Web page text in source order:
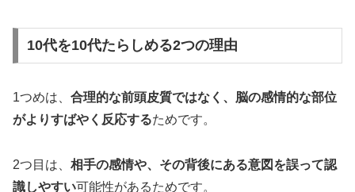
10代を10代たらしめる2つの理由
1つめは、 合理的な前頭皮質ではなく、脳の感情的な部位
がよりすばやく反応するためです。
2つ目は、 相手の感情や、その背後にある意図を誤って認
識しやすい可能性があるためです。